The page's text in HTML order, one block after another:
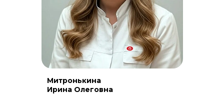
Митронькина
Ирина Олеговна